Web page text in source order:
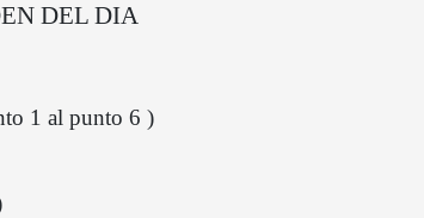
DEL DIA
1 al punto 6 )